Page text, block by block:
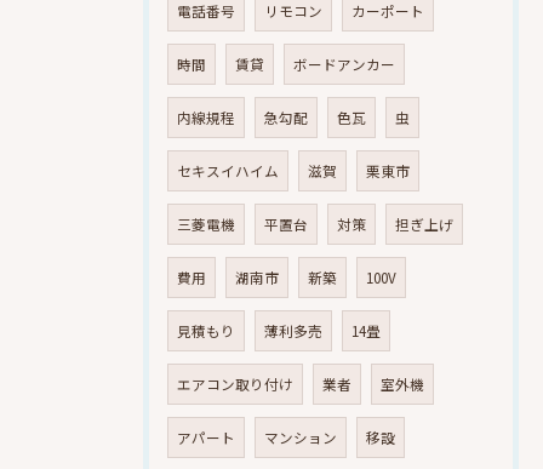
電話番号 リモコン カーポート
時間 賃貸 ボードアンカー
内線規程 急勾配 色瓦 虫
セキスイハイム 滋賀 栗東市
三菱電機 平置台 対策 担ぎ上げ
費用 湖南市 新築 100V
見積もり 薄利多売 14畳
エアコン取り付け 業者 室外機
アパート マンション 移設